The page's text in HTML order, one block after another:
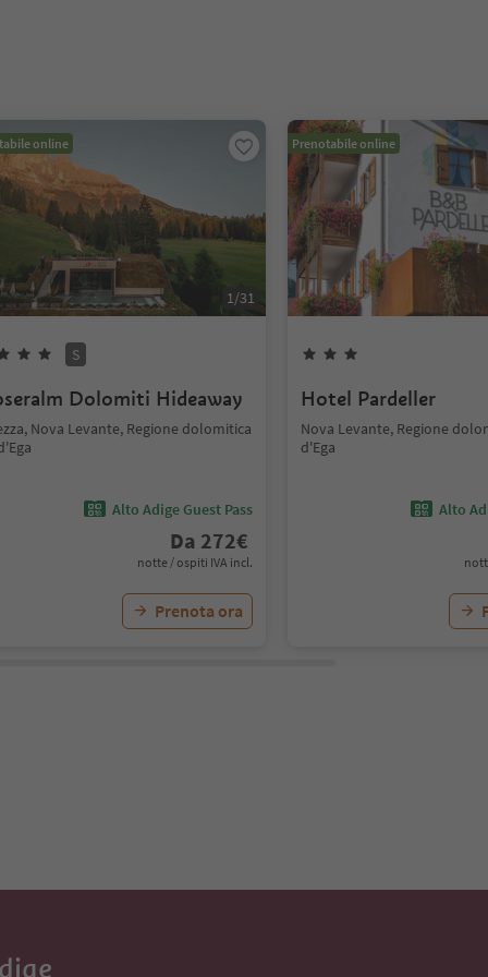
online
1/31
S
Dolomiti Hideaway
Nova Levante, Regione dolomitica
Alto Adige Guest Pass
Da 272€
notte / ospiti IVA incl.
Prenota ora
Prenotabile online
Hotel Pardeller
Nova Levante, Regione
d'Ega
Alto